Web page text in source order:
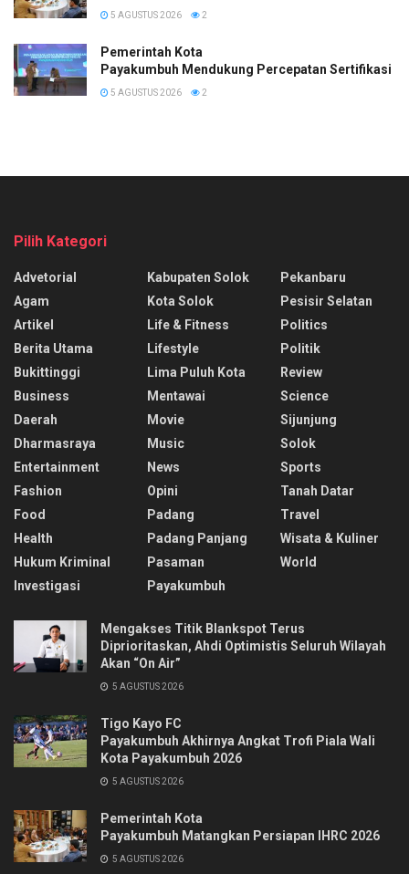
5 AGUSTUS 2026 2
Pemerintah Kota
Payakumbuh Mendukung Percepatan Sertifikasi
5 AGUSTUS 2026 2
Pilih Kategori
Advetorial
Agam
Artikel
Berita Utama
Bukittinggi
Business
Daerah
Dharmasraya
Entertainment
Fashion
Food
Health
Hukum Kriminal
Investigasi
Kabupaten Solok
Kota Solok
Life & Fitness
Lifestyle
Lima Puluh Kota
Mentawai
Movie
Music
News
Opini
Padang
Padang Panjang
Pasaman
Payakumbuh
Pekanbaru
Pesisir Selatan
Politics
Politik
Review
Science
Sijunjung
Solok
Sports
Tanah Datar
Travel
Wisata & Kuliner
World
Mengakses Titik Blankspot Terus
Diprioritaskan, Ahdi Optimistis Seluruh Wilayah
Akan “On Air”
5 AGUSTUS 2026
Tigo Kayo FC
Payakumbuh Akhirnya Angkat Trofi Piala Wali
Kota Payakumbuh 2026
5 AGUSTUS 2026
Pemerintah Kota
Payakumbuh Matangkan Persiapan IHRC 2026
5 AGUSTUS 2026